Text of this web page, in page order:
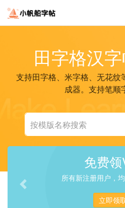
田字格汉
支持田字格、米字格、无花纹
成器。支持笔顺
可试用VIP。
Previous